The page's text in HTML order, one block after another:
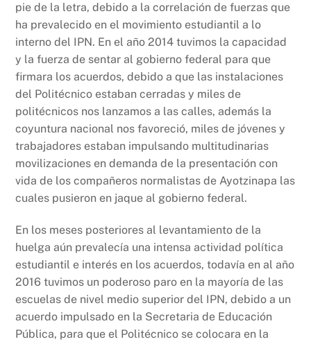
pie de la letra, debido a la correlación de fuerzas que
ha prevalecido en el movimiento estudiantil a lo
interno del IPN. En el año 2014 tuvimos la capacidad
y la fuerza de sentar al gobierno federal para que
firmara los acuerdos, debido a que las instalaciones
del Politécnico estaban cerradas y miles de
politécnicos nos lanzamos a las calles, además la
coyuntura nacional nos favoreció, miles de jóvenes y
trabajadores estaban impulsando multitudinarias
movilizaciones en demanda de la presentación con
vida de los compañeros normalistas de Ayotzinapa las
cuales pusieron en jaque al gobierno federal.
En los meses posteriores al levantamiento de la
huelga aún prevalecía una intensa actividad política
estudiantil e interés en los acuerdos, todavía en al año
2016 tuvimos un poderoso paro en la mayoría de las
escuelas de nivel medio superior del IPN, debido a un
acuerdo impulsado en la Secretaria de Educación
Pública, para que el Politécnico se colocara en la